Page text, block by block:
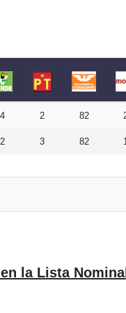
4 2 82
2 3 82
la Lista